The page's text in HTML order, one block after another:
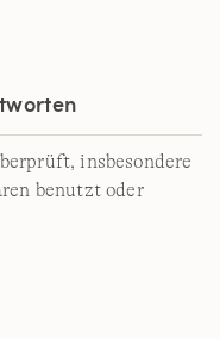
insbesondere
benutzt oder